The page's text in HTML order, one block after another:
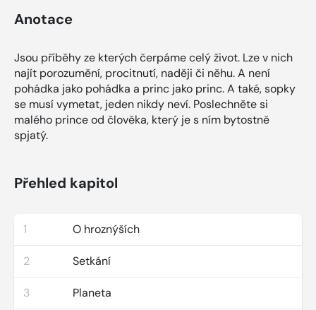
Anotace
Jsou příběhy ze kterých čerpáme celý život. Lze v nich
najít porozumění, procitnutí, naději či něhu. A není
pohádka jako pohádka a princ jako princ. A také, sopky
se musí vymetat, jeden nikdy neví. Poslechněte si
malého prince od člověka, který je s ním bytostně
spjatý.
Přehled kapitol
1 O hroznýších
2 Setkání
3 Planeta